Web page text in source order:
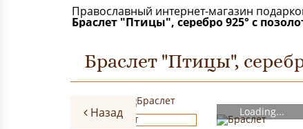
Православный интернет-магазин
Браслет "Птицы", серебро 925° с
Браслет "Птицы",
Loading...
Назад